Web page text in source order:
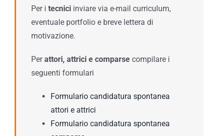
Per i tecnici inviare via e-mail curriculum,
eventuale portfolio e breve lettera di
motivazione.
Perattori, attrici e comparse compilare i
seguenti formulari
Formulario candidatura spontanea
attori e attrici
Formulario candidatura spontanea